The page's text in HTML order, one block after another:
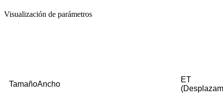
Visualización de parámetros
TamañoAncho
ET